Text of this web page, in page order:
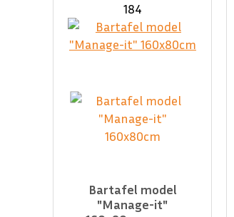
184
Bartafel model
"Manage-it"